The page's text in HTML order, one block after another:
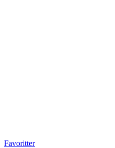
Favoritter